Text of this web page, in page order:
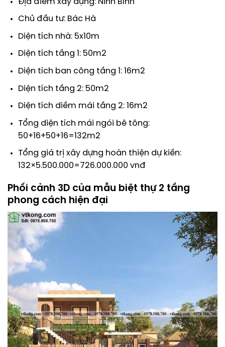
Chủ đầu tư: Bác Hà
Diện tích nhà: 5x10m
Diện tích tầng 1: 50m2
Diện tích ban công tầng 1: 16m2
Diện tích tầng 2: 50m2
Diện tích diềm mái tầng 2: 16m2
Tổng diện tích mái ngói bê tông:
50+16+50+16=132m2
Tổng giá trị xây dựng hoàn thiện dự kiến:
132×5.500.000=726.000.000 vnđ
Phối cảnh 3D của mẫu biệt thự 2 tầng
phong cách hiện đại